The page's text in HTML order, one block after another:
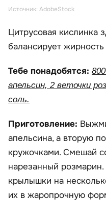
Источник: AdobeStock
Цитрусовая кислинка
балансирует
Тебе понадобятся:
апельсин, 2 веточки
соль.
Приготовление:
апельсина, а вторую
кружочками. Смешай
нарезанный
крылышки на
их в жаропрочную